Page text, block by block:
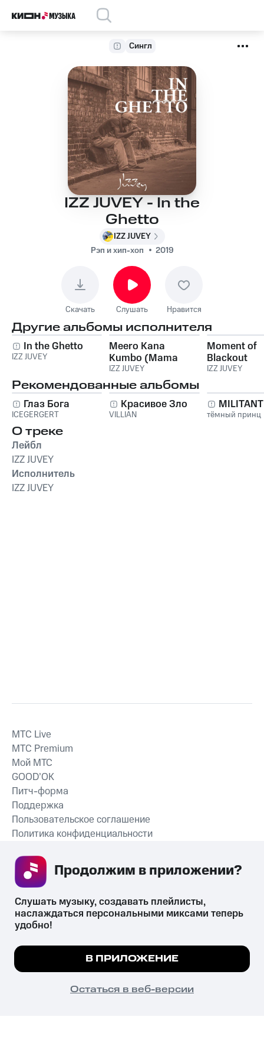
Сингл
IZZ JUVEY - In the
Ghetto
IZZ JUVEY
Рэп и хип-хоп
2019
Скачать Слушать Нравится
Другие альбомы исполнителя
In the Ghetto
IZZ JUVEY
Meero Kana
Kumbo (Mama
Don't Cry)
IZZ JUVEY
Moment of
Blackout
IZZ JUVEY
Рекомендованные альбомы
Глаз Бога
ICEGERGERT
Красивое Зло
VILLIAN тёмный принц
О треке
Лейбл
IZZ JUVEY
Исполнитель
IZZ JUVEY
СКАЧАТЬ ПРИЛОЖЕНИЕ
MTС Live
MTС Premium
Мой МТС
GOOD’OK
Питч-форма
Поддержка
Пользовательское соглашение
Политика конфиденциальности
психотропных веществ, их аналогов причиняет вред здоровью,
их незаконный оборот запрещён и влечёт установленную
законодательством ответственность.
© 2026 ООО «КИОН».
Все права защищены
Мы используем куки, чтобы на сайте все
Подробнее
ПОНЯТНО
Слушать музыку, создавать плейлисты,
наслаждаться персональными миксами теперь
удобно!
В ПРИЛОЖЕНИЕ
Остаться в веб-версии